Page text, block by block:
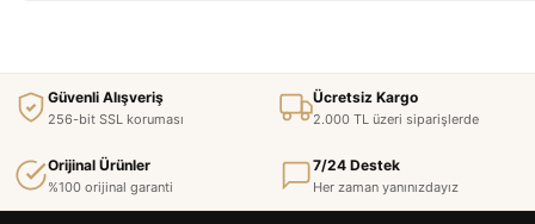
Güvenli Alışveriş
256-bit SSL koruması
Ücretsiz Kargo
2.000 TL üzeri siparişlerde
Orijinal Ürünler
%100 orijinal garanti
7/24 Destek
Her zaman yanınızdayız